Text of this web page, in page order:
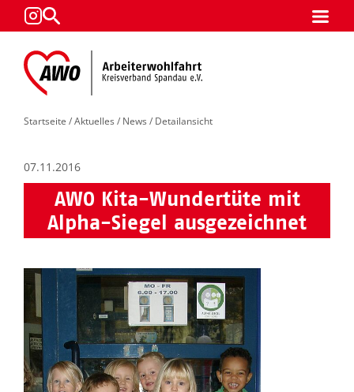
Startseite /Aktuelles / News / Detailansicht
07.11.2016
AWO Kita-Wundertüte mit
Alpha-Siegel ausgezeichnet